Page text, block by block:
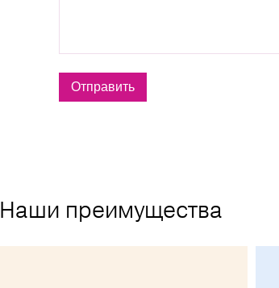
Наши преимущества